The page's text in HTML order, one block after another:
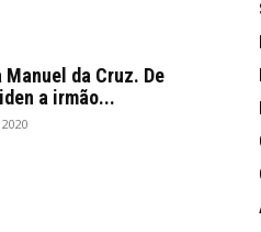
Manuel da Cruz. De
a irmão...